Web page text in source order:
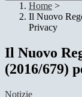
Home >
Il Nuovo
Privacy
Il Nuovo
(2016/679)
Notizie